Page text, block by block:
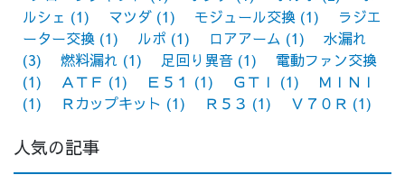
ルシェ (1) マツダ (1) モジュール交換 (1)
ラジエ
ーター交換 (1) ルポ (1) ロアアーム (1)
水漏れ
(3)
燃料漏れ (1) 足回り異音 (1)
電動ファン交換
(1)
ＡＴＦ (1) Ｅ５１ (1) ＧＴＩ (1)
ＭＩＮＩ
(1)
Ｒカップキット (1) Ｒ５３ (1) Ｖ７０Ｒ (1)
人気の記事